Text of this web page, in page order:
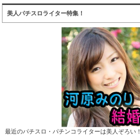
美人パチスロライター特集！
最近のパチスロ・パチンコライターは美人ぞろい！